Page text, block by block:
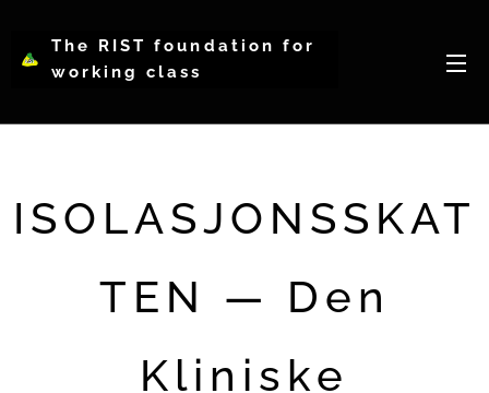
The RIST foundation for
working class
WCIP
ISOLASJONSSKAT
TEN — Den
Kliniske